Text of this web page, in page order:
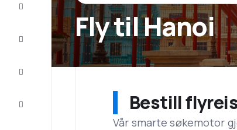
Storbyferie Fly til Hanoi
Bestill
Vår smarte søkemotor